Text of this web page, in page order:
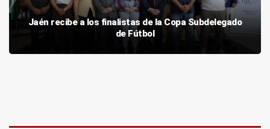
Jaén recibe a los finalistas de la Copa Subdelegado
de Fútbol